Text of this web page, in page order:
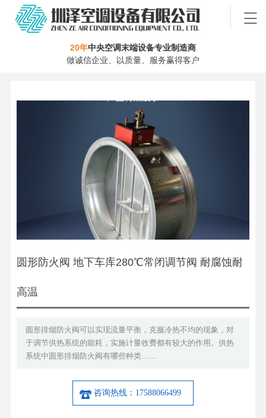
20年中央空调末端设备专业制造商
做诚信企业、以质量、服务赢得客户
圆形防火阀 地下车库280℃常闭调节阀 耐腐蚀耐
高温
圆形排烟防火阀可以实现流量平衡，克服冷热不均的现象，对
于调节供热系统的能耗，实施计量收费都有较大的作用。供热
系统中圆形排烟防火阀有哪些种类……
咨询热线：17588066499